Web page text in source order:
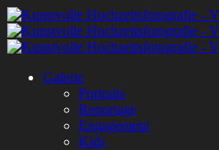
Galerie
Portraits
Reportage
Engagement
Kids